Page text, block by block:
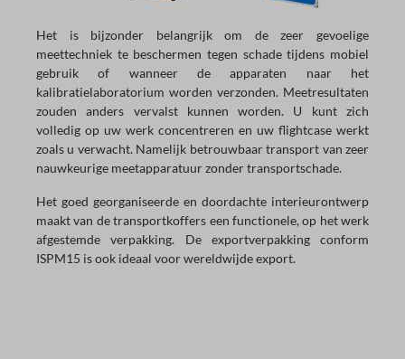
Het is bijzonder belangrijk om de zeer gevoelige
meettechniek te beschermen tegen schade tijdens mobiel
gebruik of wanneer de apparaten naar het
kalibratielaboratorium worden verzonden. Meetresultaten
zouden anders vervalst kunnen worden. U kunt zich
volledig op uw werk concentreren en uw flightcase werkt
zoals u verwacht. Namelijk betrouwbaar transport van zeer
nauwkeurige meetapparatuur zonder transportschade.
Het goed georganiseerde en doordachte interieurontwerp
maakt van de transportkoffers een functionele, op het werk
afgestemde verpakking. De exportverpakking conform
ISPM15 is ook ideaal voor wereldwijde export.